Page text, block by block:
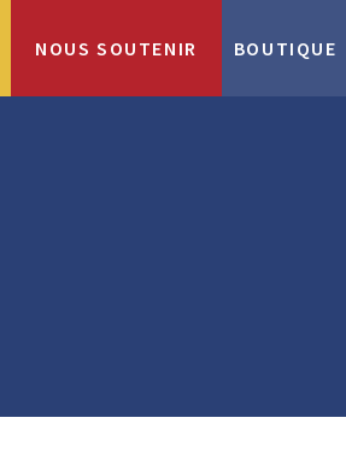
NOUS SOUTENIR BOUTIQUE